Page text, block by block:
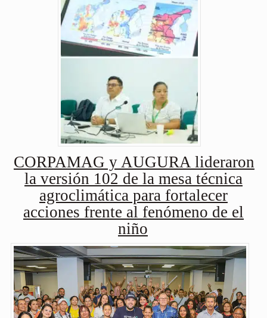
CORPAMAG y AUGURA lideraron
la versión 102 de la mesa técnica
agroclimática para fortalecer
acciones frente al fenómeno de el
niño